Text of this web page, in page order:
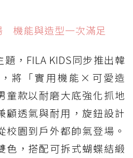
機能與造型一次滿足
，FILA KIDS同步推出韓
將「實用機能×可愛造
童款以耐磨大底強化抓地
顧透氣與耐用，旋鈕設計
校園到戶外都帥氣登場。
色，搭配可拆式蝴蝶結緞